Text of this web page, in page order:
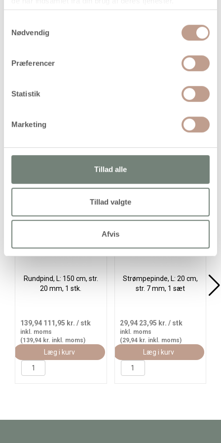
Nødvendig
Præferencer
Statistik
Marketing
Tillad alle
Tillad valgte
Afvis
Alternativer
Rundpind, L: 150 cm, str.
20 mm, 1 stk.
139,94 111,95 kr. / stk
inkl. moms
(139,94 kr. inkl. moms)
Læg i kurv
Strømpepinde, L: 20 cm,
str. 7 mm, 1 sæt
29,94 23,95 kr. / stk
inkl. moms
(29,94 kr. inkl. moms)
Læg i kurv